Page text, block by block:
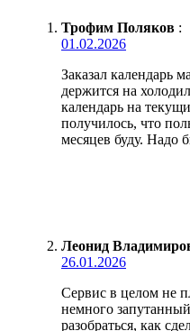
Трофим Поляков :
01.02.2026
Заказал календарь
держится на
календарь на
получилось, что
месяцев буду. Надо
Леонид
26.01.2026
Сервис в целом не
немного
разобраться, как